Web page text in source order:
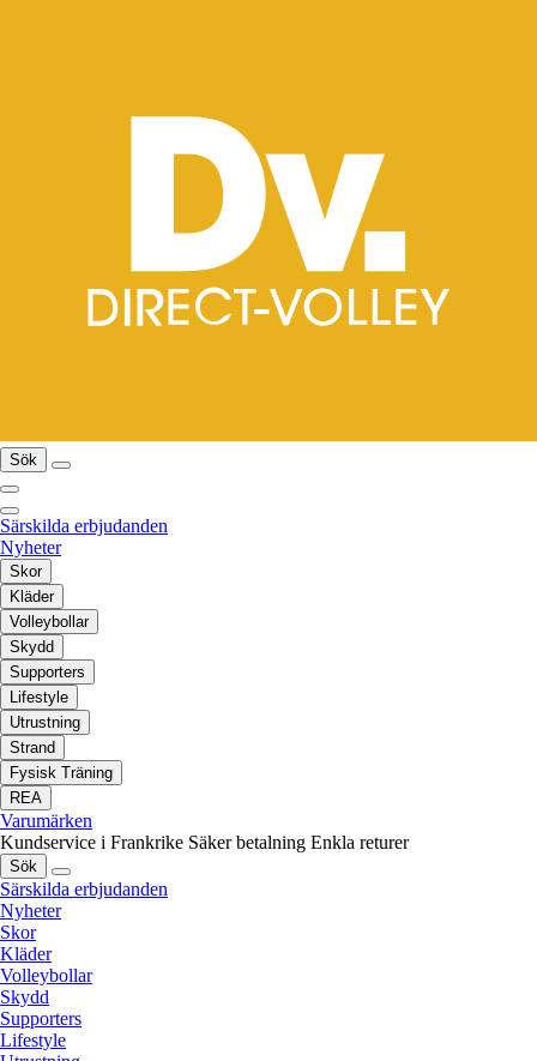
Sök
Särskilda erbjudanden
Nyheter
Skor
Kläder
Volleybollar
Skydd
Supporters
Lifestyle
Utrustning
Strand
Fysisk Träning
REA
Varumärken
Kundservice i Frankrike Säker betalning Enkla returer
Sök
Särskilda erbjudanden
Nyheter
Skor
Kläder
Volleybollar
Skydd
Supporters
Lifestyle